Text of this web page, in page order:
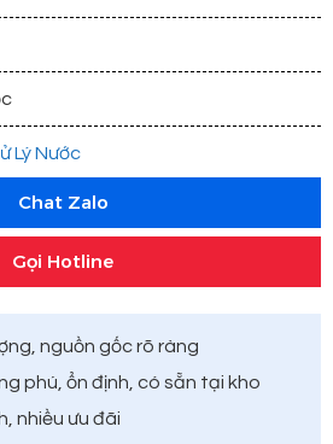
Lý Nước
Chat Zalo
Gọi Hotline
nguồn gốc rõ ràng
phú, ổn định, có sẵn tại kho
nhiều ưu đãi